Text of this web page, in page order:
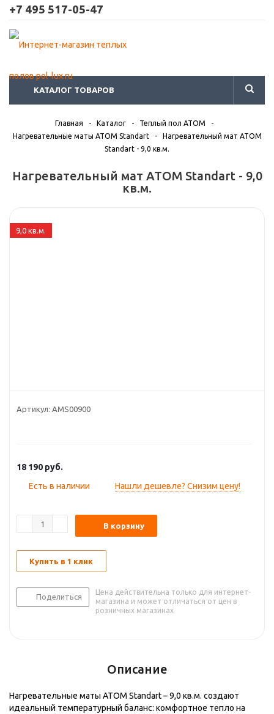
+7 495 517-05-47
КАТАЛОГ ТОВАРОВ
Главная - Каталог - Теплый пол ATOM
-
Нагревательные маты АТОМ Standart
-
Нагревательный мат АТОМ
Standart - 9,0 кв.м.
Нагревательный мат АТОМ Standart - 9,0
кв.м.
9,0 кв.м.
Артикул: AMS00900
18 190 руб.
Есть в наличии
Нашли дешевле? Снизим цену!
В корзину
Купить в 1 клик
Поделиться
Цена действительна только для интернет-
магазина и может отличаться от цен в
розничных магазинах
Описание
Нагревательные маты АТОМ Standart – 9,0 кв.м. создают
идеальный температурный баланс: комфортное тепло на